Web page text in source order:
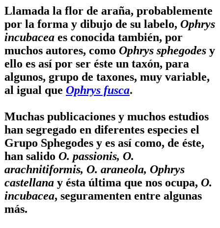
Llamada la flor de araña, probablemente
por la forma y dibujo de su labelo, Ophrys
incubacea es conocida también, por
muchos autores, como Ophrys sphegodes y
ello es así por ser éste un taxón, para
algunos, grupo de taxones, muy variable,
al igual que Ophrys fusca.
Muchas publicaciones y muchos estudios
han segregado en diferentes especies el
Grupo Sphegodes y es así como, de éste,
han salido O. passionis, O.
arachnitiformis, O. araneola, Ophrys
castellana y ésta última que nos ocupa, O.
incubacea, seguramenten entre algunas
más.